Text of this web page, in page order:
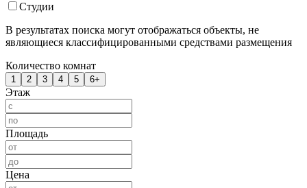
Студии
В результатах поиска могут отображаться объекты, не
являющиеся классифицированными средствами размещения
Количество комнат
1 2 3 4 5 6+
Этаж
Площадь
Цена